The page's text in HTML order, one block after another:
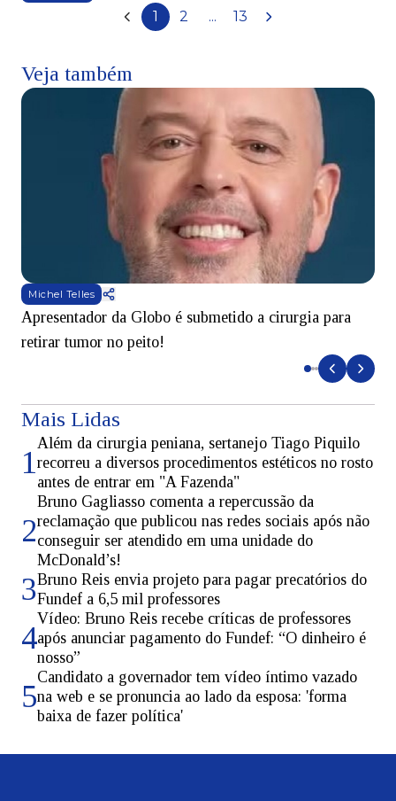
1 2 ... 13
Veja também
Michel Telles
Apresentador da Globo é submetido a cirurgia para
retirar tumor no peito!
Mais Lidas
1
Além da cirurgia peniana, sertanejo Tiago Piquilo
recorreu a diversos procedimentos estéticos no rosto
antes de entrar em "A Fazenda"
2
Bruno Gagliasso comenta a repercussão da
reclamação que publicou nas redes sociais após não
conseguir ser atendido em uma unidade do
McDonald’s!
3Bruno Reis envia projeto para pagar precatórios do
Fundef a 6,5 mil professores
4
Vídeo: Bruno Reis recebe críticas de professores
após anunciar pagamento do Fundef: “O dinheiro é
nosso”
5
Candidato a governador tem vídeo íntimo vazado
na web e se pronuncia ao lado da esposa: 'forma
baixa de fazer política'